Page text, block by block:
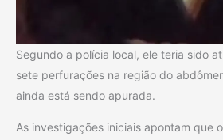
Segundo a polícia local, ele teria sido
sete perfurações na região do
ainda está sendo apurada.
As investigações iniciais apontam que